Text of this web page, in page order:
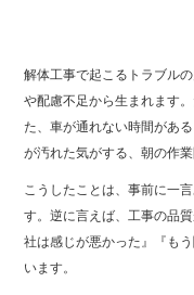
解体工事で起こるトラブル
や配慮不足から生まれます
た、車が通れない時間があ
が汚れた気がする、朝の作
こうしたことは、事前に一
す。逆に言えば、工事の品
社は感じが悪かった』『も
います。